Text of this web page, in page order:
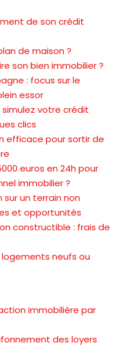
de son crédit
de maison ?
son bien immobilier ?
: focus sur le
essor
votre crédit
clics
efficace pour sortir de
euros en 24h pour
immobilier ?
un terrain non
et opportunités
constructible : frais de
neufs ou
immobilière par
des loyers